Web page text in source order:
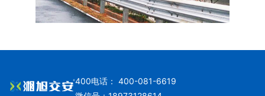
400电话： 400-081-6619